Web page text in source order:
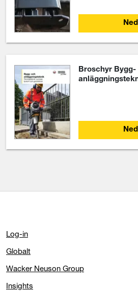
Broschyr Bygg-
Log-in
Globalt
Wacker Neuson Group
Insights